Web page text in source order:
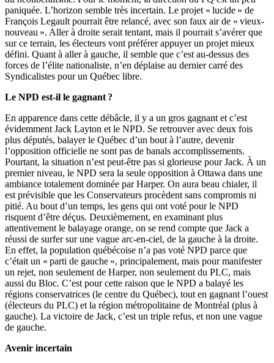
paniquée. L’horizon semble très incertain. Le projet « lucide » de
François Legault pourrait être relancé, avec son faux air de « vieux-
nouveau ». Aller à droite serait tentant, mais il pourrait s’avérer que
sur ce terrain, les électeurs vont préférer appuyer un projet mieux
défini. Quant à aller à gauche, il semble que c’est au-dessus des
forces de l’élite nationaliste, n’en déplaise au dernier carré des
Syndicalistes pour un Québec libre.
Le NPD est-il le gagnant ?
En apparence dans cette débâcle, il y a un gros gagnant et c’est
évidemment Jack Layton et le NPD. Se retrouver avec deux fois
plus députés, balayer le Québec d’un bout à l’autre, devenir
l’opposition officielle ne sont pas de banals accomplissements.
Pourtant, la situation n’est peut-être pas si glorieuse pour Jack. À un
premier niveau, le NPD sera la seule opposition à Ottawa dans une
ambiance totalement dominée par Harper. On aura beau chialer, il
est prévisible que les Conservateurs procèdent sans compromis ni
pitié. Au bout d’un temps, les gens qui ont voté pour le NPD
risquent d’être déçus. Deuxièmement, en examinant plus
attentivement le balayage orange, on se rend compte que Jack a
réussi de surfer sur une vague arc-en-ciel, de la gauche à la droite.
En effet, la population québécoise n’a pas voté NPD parce que
c’était un « parti de gauche », principalement, mais pour manifester
un rejet, non seulement de Harper, non seulement du PLC, mais
aussi du Bloc. C’est pour cette raison que le NPD a balayé les
régions conservatrices (le centre du Québec), tout en gagnant l’ouest
(électeurs du PLC) et la région métropolitaine de Montréal (plus à
gauche). La victoire de Jack, c’est un triple refus, et non une vague
de gauche.
Avenir incertain